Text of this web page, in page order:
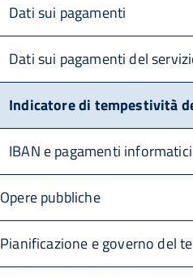
Dati sui pagamenti
Dati sui pagamenti del
Indicatore di tempestività
IBAN e pagamenti informatici
Opere pubbliche
Pianificazione e governo del